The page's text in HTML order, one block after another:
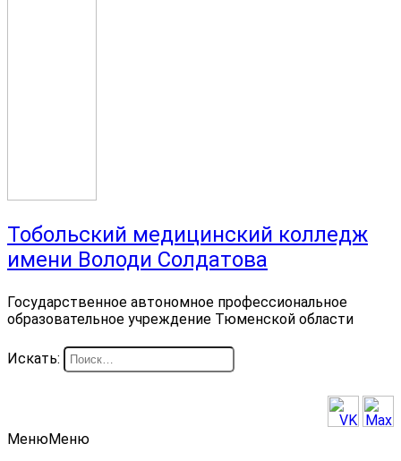
Тобольский медицинский колледж
имени Володи Солдатова
Государственное автономное профессиональное
образовательное учреждение Тюменской области
Искать:
МенюМеню